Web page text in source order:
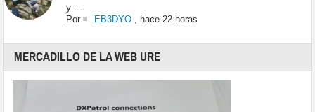
y ...
Por EB3DYO, hace 22 horas
MERCADILLO DE LA WEB URE